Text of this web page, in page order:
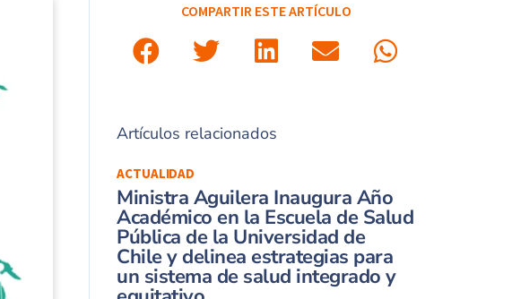
COMPARTIR ESTE ARTÍCULO
Artículos relacionados
ACTUALIDAD
Ministra Aguilera Inaugura Año
Académico en la Escuela de Salud
Pública de la Universidad de
Chile y delinea estrategias para
un sistema de salud integrado y